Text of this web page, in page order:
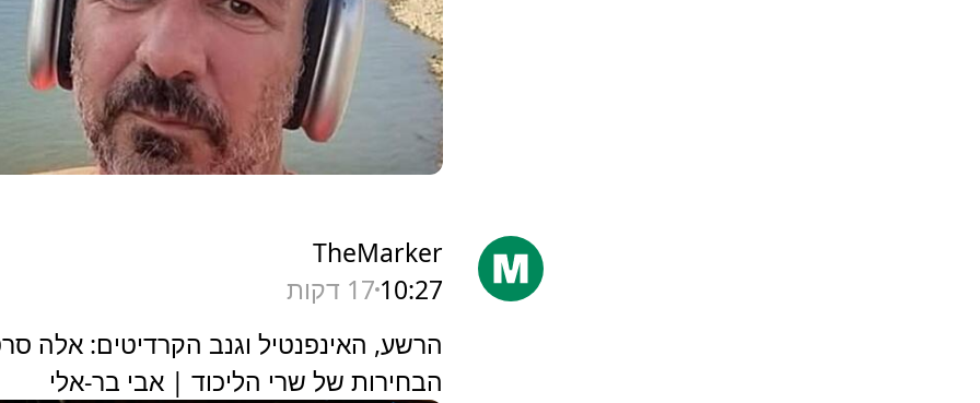
TheMarker
10:27 17 דקות
‏הרשע, האינפנטיל וגנב הקרדיטים: אלה
הבחירות של שרי הליכוד | אבי בר-אלי